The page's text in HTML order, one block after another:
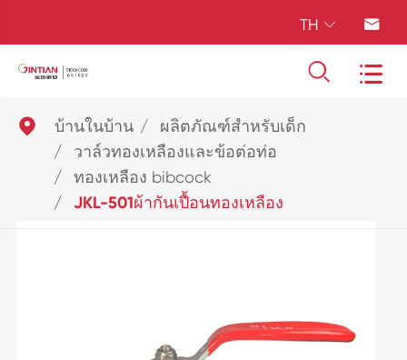
TH  
 
 บ้านในบ้าน
ผลิตภัณฑ์สำหรับเด็ก
วาล์วทองเหลืองและข้อต่อท่อ
ทองเหลือง bibcock
JKL-501ผ้ากันเปื้อนทองเหลือง